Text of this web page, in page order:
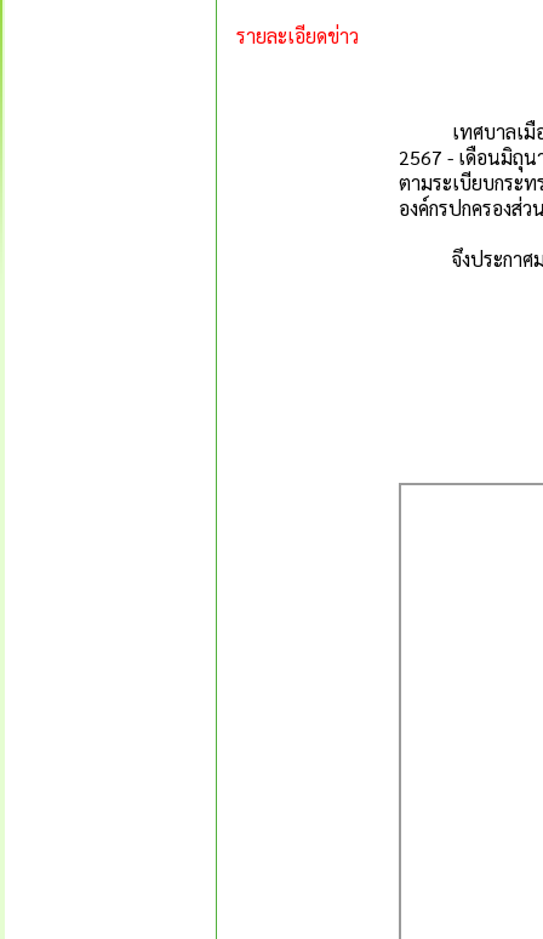
รายละเอียดข่าว
เทศบาลเมืองส
2567 - เดือนมิถุน
ตามระเบียบกระท
องค์กรปกครองส่
จึงประกาศมา